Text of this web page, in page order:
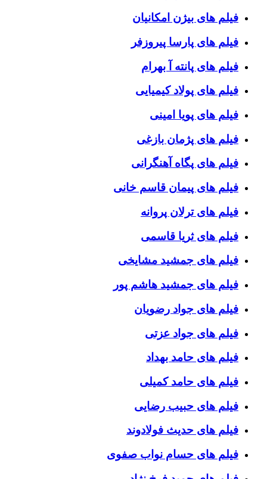
فیلم های بیژن امکانیان
فیلم های پارسا پیروزفر
فیلم های پانته آ بهرام
فیلم های پولاد کیمیایی
فیلم های پویا امینی
فیلم های پژمان بازغی
فیلم های پگاه آهنگرانی
فیلم های پیمان قاسم خانی
فیلم های ترلان پروانه
فیلم های ثریا قاسمی
فیلم های جمشید مشایخی
فیلم های جمشید هاشم پور
فیلم های جواد رضویان
فیلم های جواد عزتی
فیلم های حامد بهداد
فیلم های حامد کمیلی
فیلم های حبیب رضایی
فیلم های حدیث فولادوند
فیلم های حسام نواب صفوی